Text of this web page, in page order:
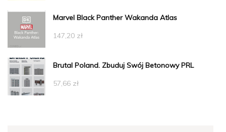
Marvel Black Panther Wakanda Atlas
147,20 zł
Brutal Poland. Zbuduj Swój Betonowy PRL
57,66 zł